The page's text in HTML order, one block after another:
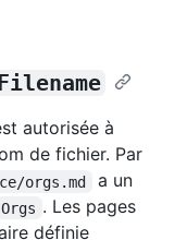
autorisée à
de fichier. Par
orgs.md
a un
Orgs . Les pages
définie